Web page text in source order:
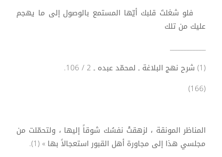
فلو شغلتَ قلبك أيّها المستمع بالوصول إلى ما يهجم
عليك من تلك
____________
(1) شرح نهج البلاغة ـ لمحمّد عبده ـ 2 / 106.
(166)
المناظر المونقة ، لزهقتْ نفسُك شوقاً إليها ، ولتحمّلت من
مجلسي هذا إلى مجاورة أهل القبور استعجالاً بها » (1).